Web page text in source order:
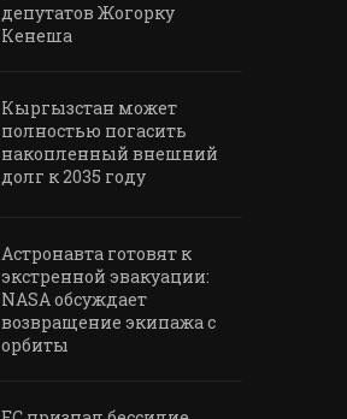
депутатов Жогорку
Кенеша
Кыргызстан может
полностью погасить
накопленный внешний
долг к 2035 году
Астронавта готовят к
экстренной эвакуации:
NASA обсуждает
возвращение экипажа с
орбиты